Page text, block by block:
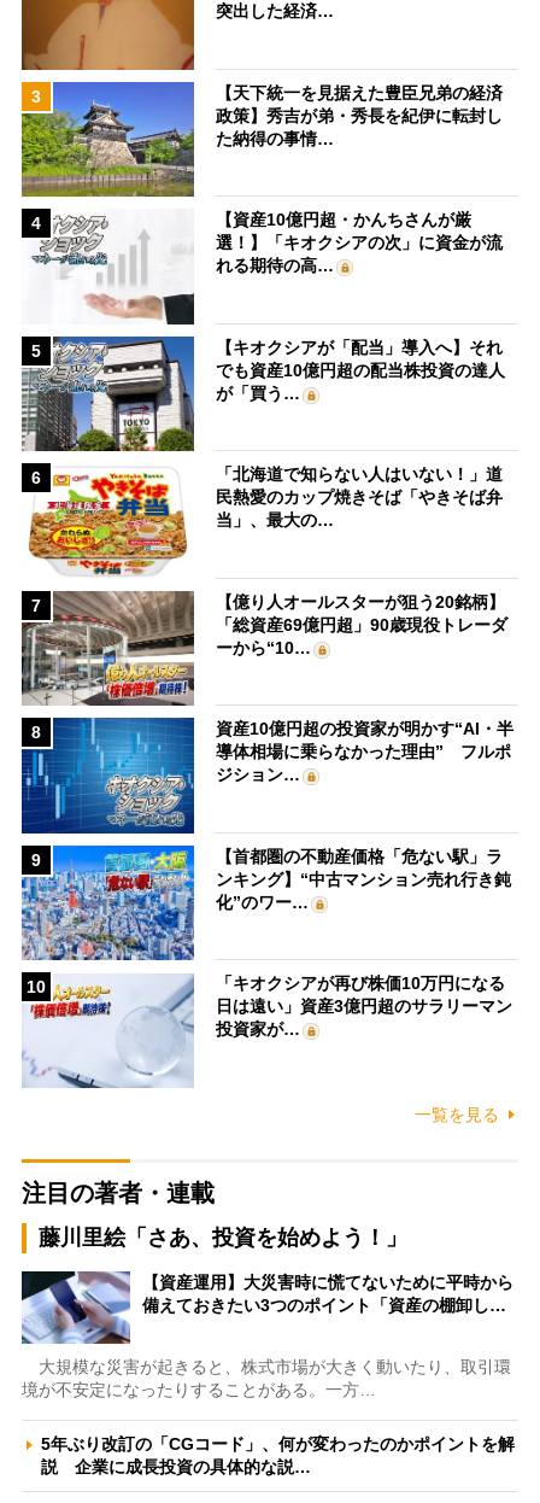
突出した経済…
3
【天下統一を見据えた豊臣兄弟の経済
政策】秀吉が弟・秀長を紀伊に転封し
た納得の事情…
4
【資産10億円超・かんちさんが厳
選！】「キオクシアの次」に資金が流
れる期待の高…
5
【キオクシアが「配当」導入へ】それ
でも資産10億円超の配当株投資の達人
が「買う…
6
「北海道で知らない人はいない！」道
民熱愛のカップ焼きそば「やきそば弁
当」、最大の…
7
【億り人オールスターが狙う20銘柄】
「総資産69億円超」90歳現役トレーダ
ーから“10…
8
資産10億円超の投資家が明かす“AI・半
導体相場に乗らなかった理由” フルポ
ジション…
9
【首都圏の不動産価格「危ない駅」ラ
ンキング】“中古マンション売れ行き鈍
化”のワー…
10
「キオクシアが再び株価10万円になる
日は遠い」資産3億円超のサラリーマン
投資家が…
一覧を見る
注目の著者・連載
藤川里絵「さあ、投資を始めよう！」
【資産運用】大災害時に慌てないために平時から
備えておきたい3つのポイント「資産の棚卸し…
大規模な災害が起きると、株式市場が大きく動いたり、取引環
境が不安定になったりすることがある。一方…
5年ぶり改訂の「CGコード」、何が変わったのかポイントを解
説 企業に成長投資の具体的な説…